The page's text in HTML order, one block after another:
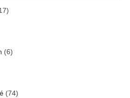
(6)
(74)